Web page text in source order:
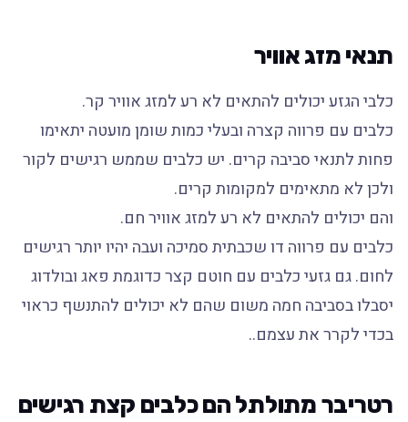
תנאי מזג אוויר
כלבי הגזע יכולים להתאים לא רע למזג אוויר קר.
כלבים עם פרווה קצרה ובעלי כמות שומן מועטה יתאימו
פחות לתנאי סביבה קרים. יש כלבים שממש רגישים לקור
ולכן לא מתאימים למקומות קרים.
והם יכולים להתאים לא רע למזג אוויר חם.
כלבים עם פרווה דו שכבתית סמיכה ועבה יהיו יותר רגישים
לחום. גם גזעי כלבים עם חוטם קצר כדוגמת פאג ובולדוג
יסבלו בסביבה חמה משום שהם לא יכולים להתנשף כראוי
בכדי לקרר את עצמם..
רטריבר מתולתל הם כלבים קצת רגישים